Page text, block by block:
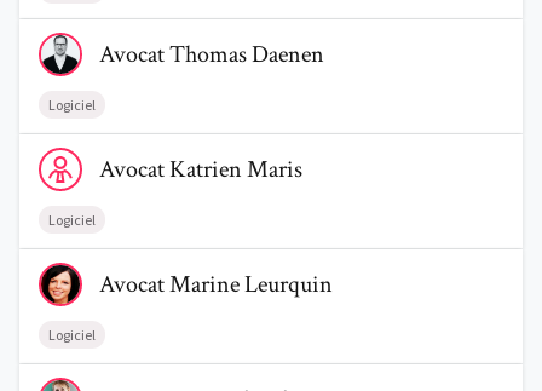
Voir le profil de AvocatThomas Daenen
AvocatThomasDaenen
Logiciel
Voir le profil de AvocatKatrien Maris
AvocatKatrienMaris
Logiciel
Voir le profil de AvocatMarine Leurquin
AvocatMarineLeurquin
Logiciel
Voir le profil de AvocatAnaïs Blanckaert